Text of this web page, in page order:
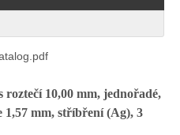
roztečí 10,00 mm, jednořadé,
1,57 mm, stříbření (Ag), 3